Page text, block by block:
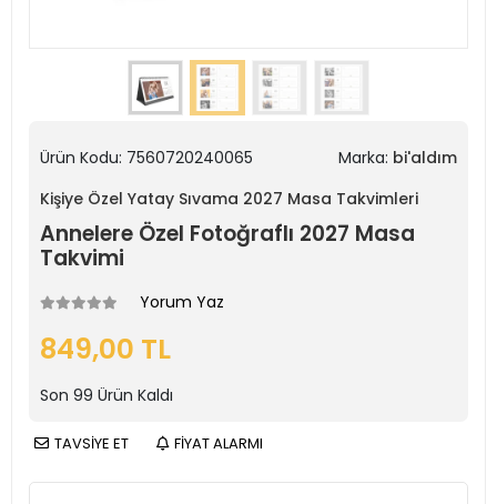
Ürün Kodu: 7560720240065 Marka: bi'aldım
Kişiye Özel Yatay Sıvama 2027 Masa Takvimleri
Annelere Özel Fotoğraflı 2027 Masa
Takvimi
Yorum Yaz
849,00 TL
Son 99 Ürün Kaldı
TAVSİYE ET FİYAT ALARMI